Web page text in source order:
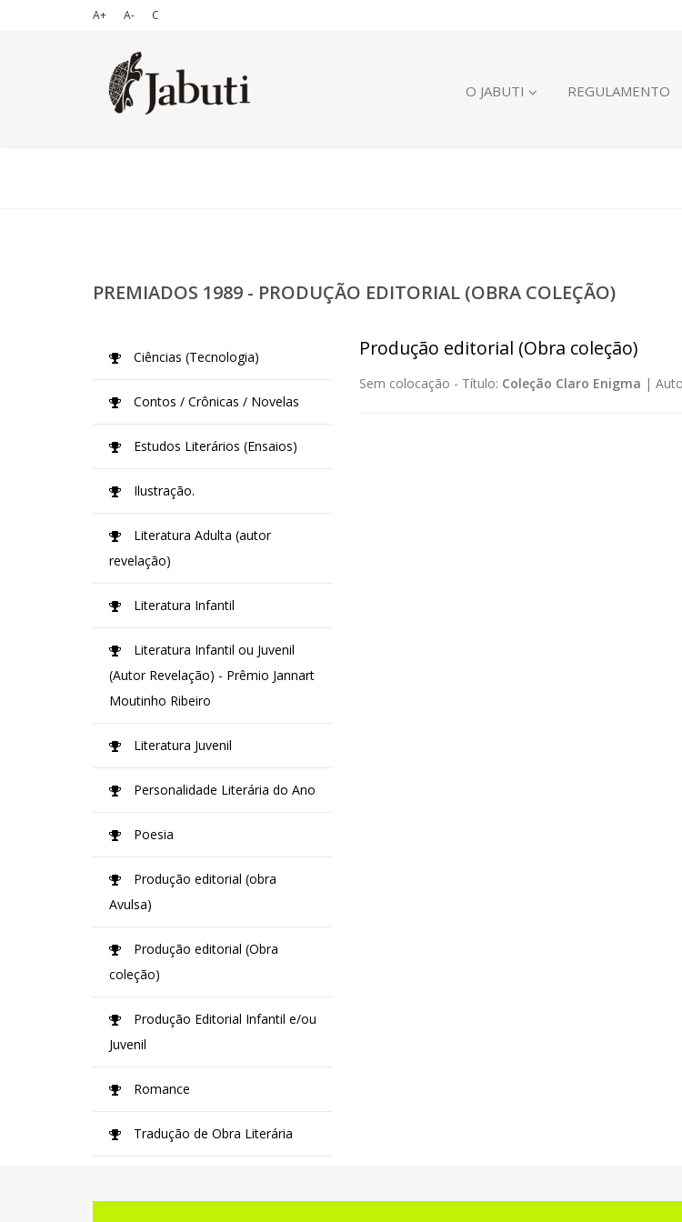
A+ A- C
O JABUTI REGULAMENTO
PREMIADOS 1989 - PRODUÇÃO EDITORIAL (OBRA COLEÇÃO)
Produção editorial (Obra coleção)
Sem colocação - Título: Coleção Claro Enigma |
Ciências (Tecnologia)
Contos / Crônicas / Novelas
Estudos Literários (Ensaios)
Ilustração.
Literatura Adulta (autor
revelação)
Literatura Infantil
Literatura Infantil ou Juvenil
(Autor Revelação) - Prêmio Jannart
Moutinho Ribeiro
Literatura Juvenil
Personalidade Literária do Ano
Poesia
Produção editorial (obra
Avulsa)
Produção editorial (Obra
coleção)
Produção Editorial Infantil e/ou
Juvenil
Romance
Tradução de Obra Literária